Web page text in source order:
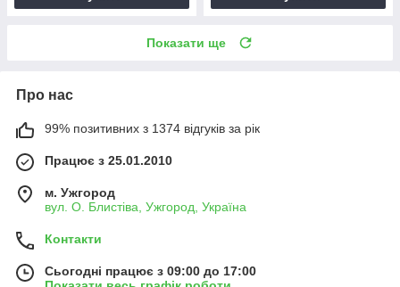
Показати ще
Про нас
99% позитивних з 1374 відгуків за рік
Працює з 25.01.2010
м. Ужгород
вул. О. Блистіва, Ужгород, Україна
Контакти
Сьогодні працює з 09:00 до 17:00